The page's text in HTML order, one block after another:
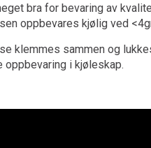
bra for bevaring av
oppbevares kjølig ved
klemmes sammen og
oppbevaring i kjøleskap.